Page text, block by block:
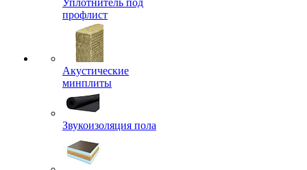
Уплотнитель под
профлист
Акустические
минплиты
Звукоизоляция пола